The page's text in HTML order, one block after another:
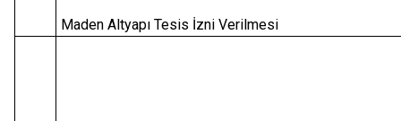
Maden Altyapı Tesis İzni Verilmesi